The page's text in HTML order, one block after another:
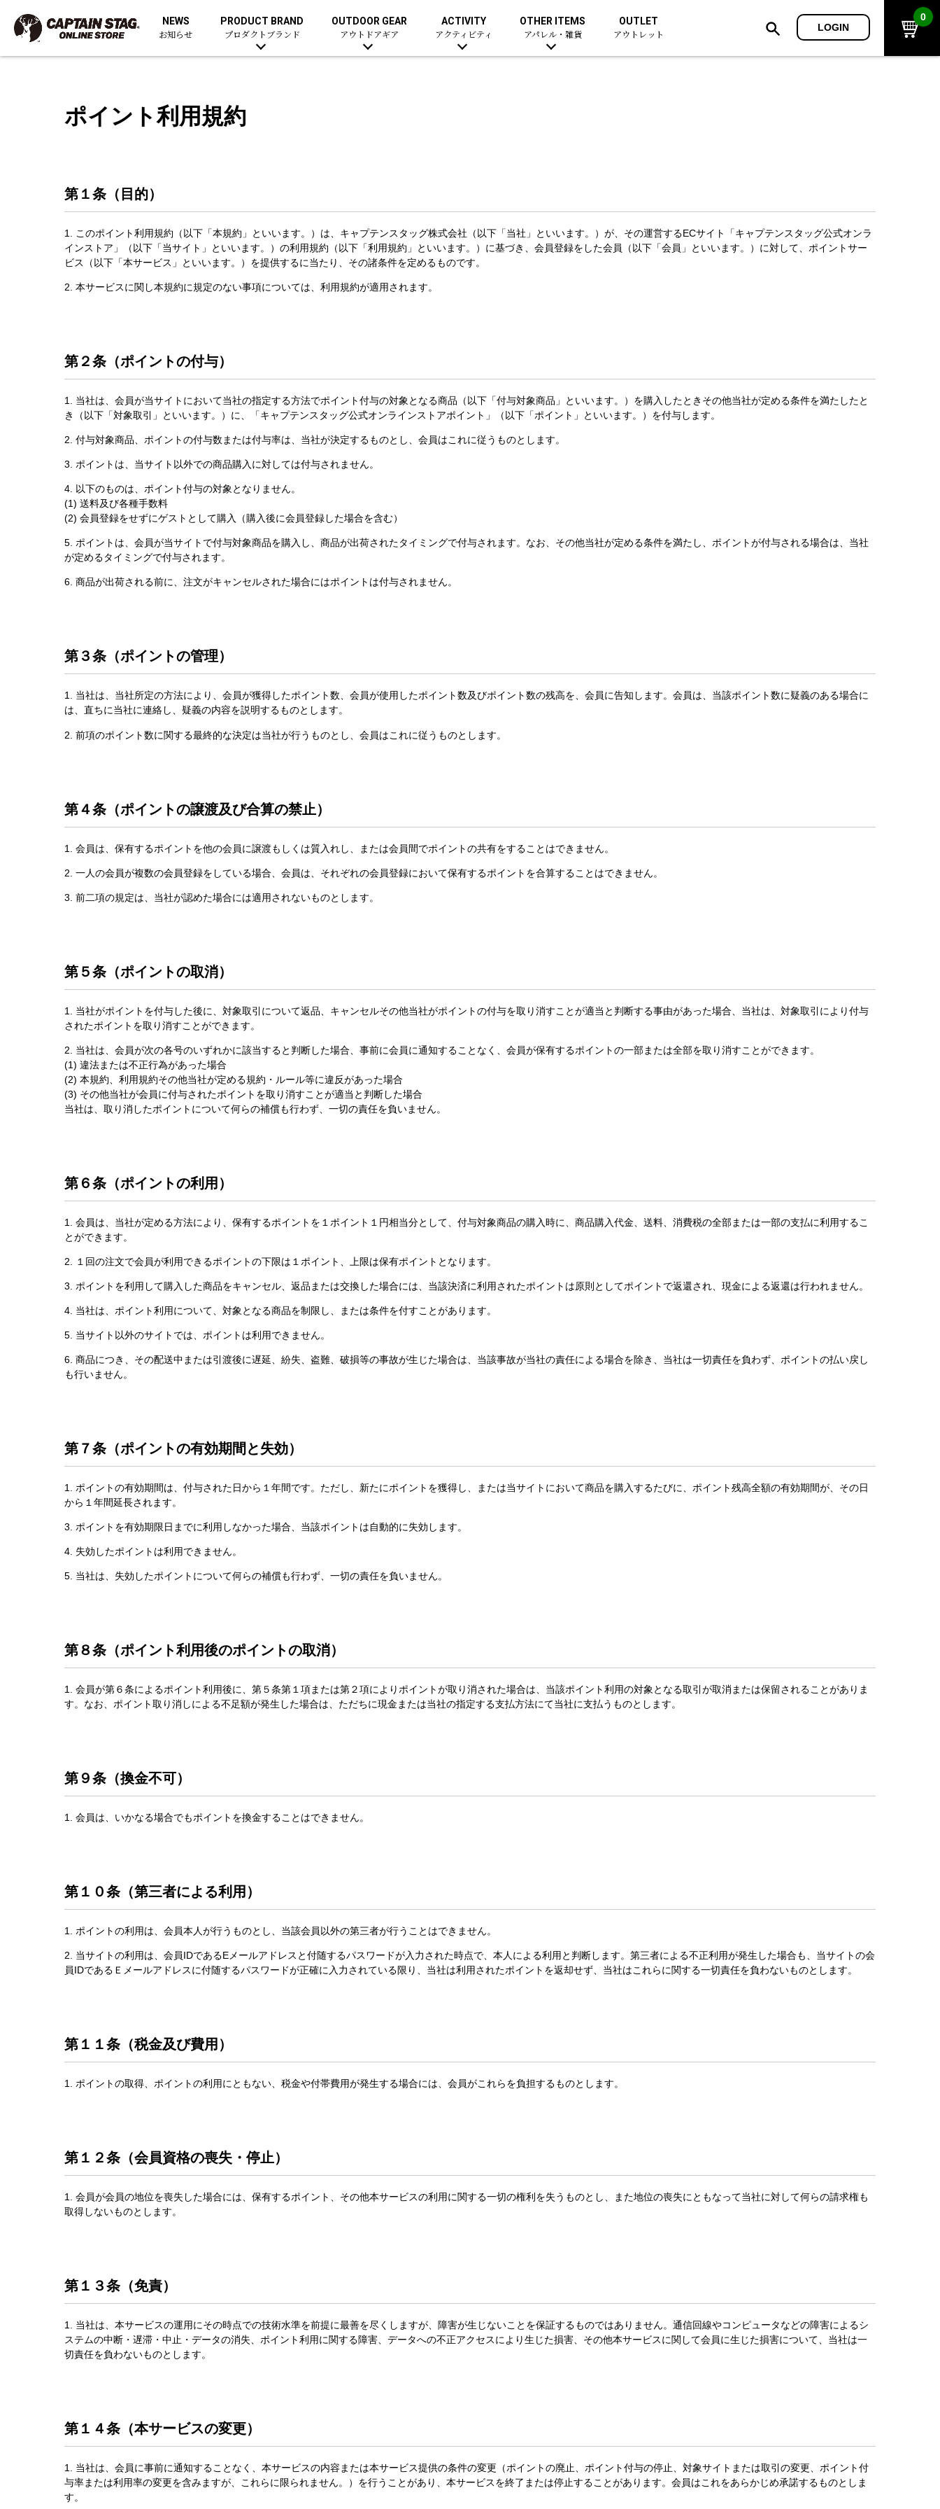
NEWS
お知らせ
PRODUCT BRAND
プロダクトブランド
OUTDOOR GEAR
アウトドアギア
ACTIVITY
アクティビティ
OTHER ITEMS
アパレル・雑貨
OUTLET
アウトレット
LOGIN
0
ポイント利用規約
第１条（目的）
1. このポイント利用規約（以下「本規約」といいます。）は、キャプテンスタッグ株式会社（以下「当社」といいます。）が、その運営するECサイト「キャプテンスタッグ公式オンラ
インストア」（以下「当サイト」といいます。）の利用規約（以下「利用規約」といいます。）に基づき、会員登録をした会員（以下「会員」といいます。）に対して、ポイントサー
ビス（以下「本サービス」といいます。）を提供するに当たり、その諸条件を定めるものです。
2. 本サービスに関し本規約に規定のない事項については、利用規約が適用されます。
第２条（ポイントの付与）
1. 当社は、会員が当サイトにおいて当社の指定する方法でポイント付与の対象となる商品（以下「付与対象商品」といいます。）を購入したときその他当社が定める条件を満たしたと
き（以下「対象取引」といいます。）に、「キャプテンスタッグ公式オンラインストアポイント」（以下「ポイント」といいます。）を付与します。
2. 付与対象商品、ポイントの付与数または付与率は、当社が決定するものとし、会員はこれに従うものとします。
3. ポイントは、当サイト以外での商品購入に対しては付与されません。
4. 以下のものは、ポイント付与の対象となりません。
(1) 送料及び各種手数料
(2) 会員登録をせずにゲストとして購入（購入後に会員登録した場合を含む）
5. ポイントは、会員が当サイトで付与対象商品を購入し、商品が出荷されたタイミングで付与されます。なお、その他当社が定める条件を満たし、ポイントが付与される場合は、当社
が定めるタイミングで付与されます。
6. 商品が出荷される前に、注文がキャンセルされた場合にはポイントは付与されません。
第３条（ポイントの管理）
1. 当社は、当社所定の方法により、会員が獲得したポイント数、会員が使用したポイント数及びポイント数の残高を、会員に告知します。会員は、当該ポイント数に疑義のある場合に
は、直ちに当社に連絡し、疑義の内容を説明するものとします。
2. 前項のポイント数に関する最終的な決定は当社が行うものとし、会員はこれに従うものとします。
第４条（ポイントの譲渡及び合算の禁止）
1. 会員は、保有するポイントを他の会員に譲渡もしくは質入れし、または会員間でポイントの共有をすることはできません。
2. 一人の会員が複数の会員登録をしている場合、会員は、それぞれの会員登録において保有するポイントを合算することはできません。
3. 前二項の規定は、当社が認めた場合には適用されないものとします。
第５条（ポイントの取消）
1. 当社がポイントを付与した後に、対象取引について返品、キャンセルその他当社がポイントの付与を取り消すことが適当と判断する事由があった場合、当社は、対象取引により付与
されたポイントを取り消すことができます。
2. 当社は、会員が次の各号のいずれかに該当すると判断した場合、事前に会員に通知することなく、会員が保有するポイントの一部または全部を取り消すことができます。
(1) 違法または不正行為があった場合
(2) 本規約、利用規約その他当社が定める規約・ルール等に違反があった場合
(3) その他当社が会員に付与されたポイントを取り消すことが適当と判断した場合
当社は、取り消したポイントについて何らの補償も行わず、一切の責任を負いません。
第６条（ポイントの利用）
1. 会員は、当社が定める方法により、保有するポイントを１ポイント１円相当分として、付与対象商品の購入時に、商品購入代金、送料、消費税の全部または一部の支払に利用するこ
とができます。
2. １回の注文で会員が利用できるポイントの下限は１ポイント、上限は保有ポイントとなります。
3. ポイントを利用して購入した商品をキャンセル、返品または交換した場合には、当該決済に利用されたポイントは原則としてポイントで返還され、現金による返還は行われません。
4. 当社は、ポイント利用について、対象となる商品を制限し、または条件を付すことがあります。
5. 当サイト以外のサイトでは、ポイントは利用できません。
6. 商品につき、その配送中または引渡後に遅延、紛失、盗難、破損等の事故が生じた場合は、当該事故が当社の責任による場合を除き、当社は一切責任を負わず、ポイントの払い戻し
も行いません。
第７条（ポイントの有効期間と失効）
1. ポイントの有効期間は、付与された日から１年間です。ただし、新たにポイントを獲得し、または当サイトにおいて商品を購入するたびに、ポイント残高全額の有効期間が、その日
から１年間延長されます。
3. ポイントを有効期限日までに利用しなかった場合、当該ポイントは自動的に失効します。
4. 失効したポイントは利用できません。
5. 当社は、失効したポイントについて何らの補償も行わず、一切の責任を負いません。
第８条（ポイント利用後のポイントの取消）
1. 会員が第６条によるポイント利用後に、第５条第１項または第２項によりポイントが取り消された場合は、当該ポイント利用の対象となる取引が取消または保留されることがありま
す。なお、ポイント取り消しによる不足額が発生した場合は、ただちに現金または当社の指定する支払方法にて当社に支払うものとします。
第９条（換金不可）
1. 会員は、いかなる場合でもポイントを換金することはできません。
第１０条（第三者による利用）
1. ポイントの利用は、会員本人が行うものとし、当該会員以外の第三者が行うことはできません。
2. 当サイトの利用は、会員IDであるEメールアドレスと付随するパスワードが入力された時点で、本人による利用と判断します。第三者による不正利用が発生した場合も、当サイトの会
員IDであるＥメールアドレスに付随するパスワードが正確に入力されている限り、当社は利用されたポイントを返却せず、当社はこれらに関する一切責任を負わないものとします。
第１１条（税金及び費用）
1. ポイントの取得、ポイントの利用にともない、税金や付帯費用が発生する場合には、会員がこれらを負担するものとします。
第１２条（会員資格の喪失・停止）
1. 会員が会員の地位を喪失した場合には、保有するポイント、その他本サービスの利用に関する一切の権利を失うものとし、また地位の喪失にともなって当社に対して何らの請求権も
取得しないものとします。
第１３条（免責）
1. 当社は、本サービスの運用にその時点での技術水準を前提に最善を尽くしますが、障害が生じないことを保証するものではありません。通信回線やコンピュータなどの障害によるシ
ステムの中断・遅滞・中止・データの消失、ポイント利用に関する障害、データへの不正アクセスにより生じた損害、その他本サービスに関して会員に生じた損害について、当社は一
切責任を負わないものとします。
第１４条（本サービスの変更）
1. 当社は、会員に事前に通知することなく、本サービスの内容または本サービス提供の条件の変更（ポイントの廃止、ポイント付与の停止、対象サイトまたは取引の変更、ポイント付
与率または利用率の変更を含みますが、これらに限られません。）を行うことがあり、本サービスを終了または停止することがあります。会員はこれをあらかじめ承諾するものとしま
す。